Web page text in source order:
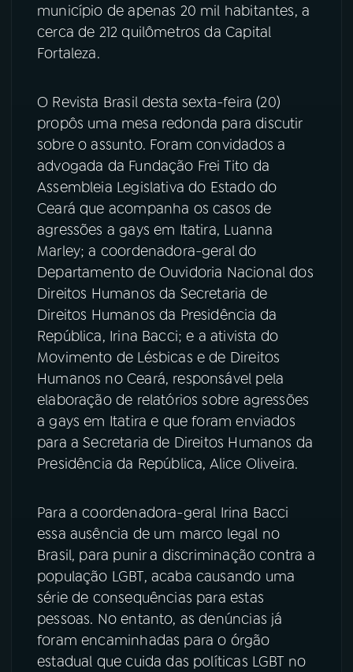
YouTube Facebook
TikTok
município de apenas 20 mil habitantes, a
cerca de 212 quilômetros da Capital
Fortaleza.
O Revista Brasil desta sexta-feira (20)
propôs uma mesa redonda para discutir
sobre o assunto. Foram convidados a
advogada da Fundação Frei Tito da
Assembleia Legislativa do Estado do
Ceará que acompanha os casos de
agressões a gays em Itatira, Luanna
Marley; a coordenadora-geral do
Departamento de Ouvidoria Nacional dos
Direitos Humanos da Secretaria de
Direitos Humanos da Presidência da
República, Irina Bacci; e a ativista do
Movimento de Lésbicas e de Direitos
Humanos no Ceará, responsável pela
elaboração de relatórios sobre agressões
a gays em Itatira e que foram enviados
para a Secretaria de Direitos Humanos da
Presidência da República, Alice Oliveira.
Para a coordenadora-geral Irina Bacci
essa ausência de um marco legal no
Brasil, para punir a discriminação contra a
população LGBT, acaba causando uma
série de consequências para estas
pessoas. No entanto, as denúncias já
foram encaminhadas para o órgão
estadual que cuida das políticas LGBT no